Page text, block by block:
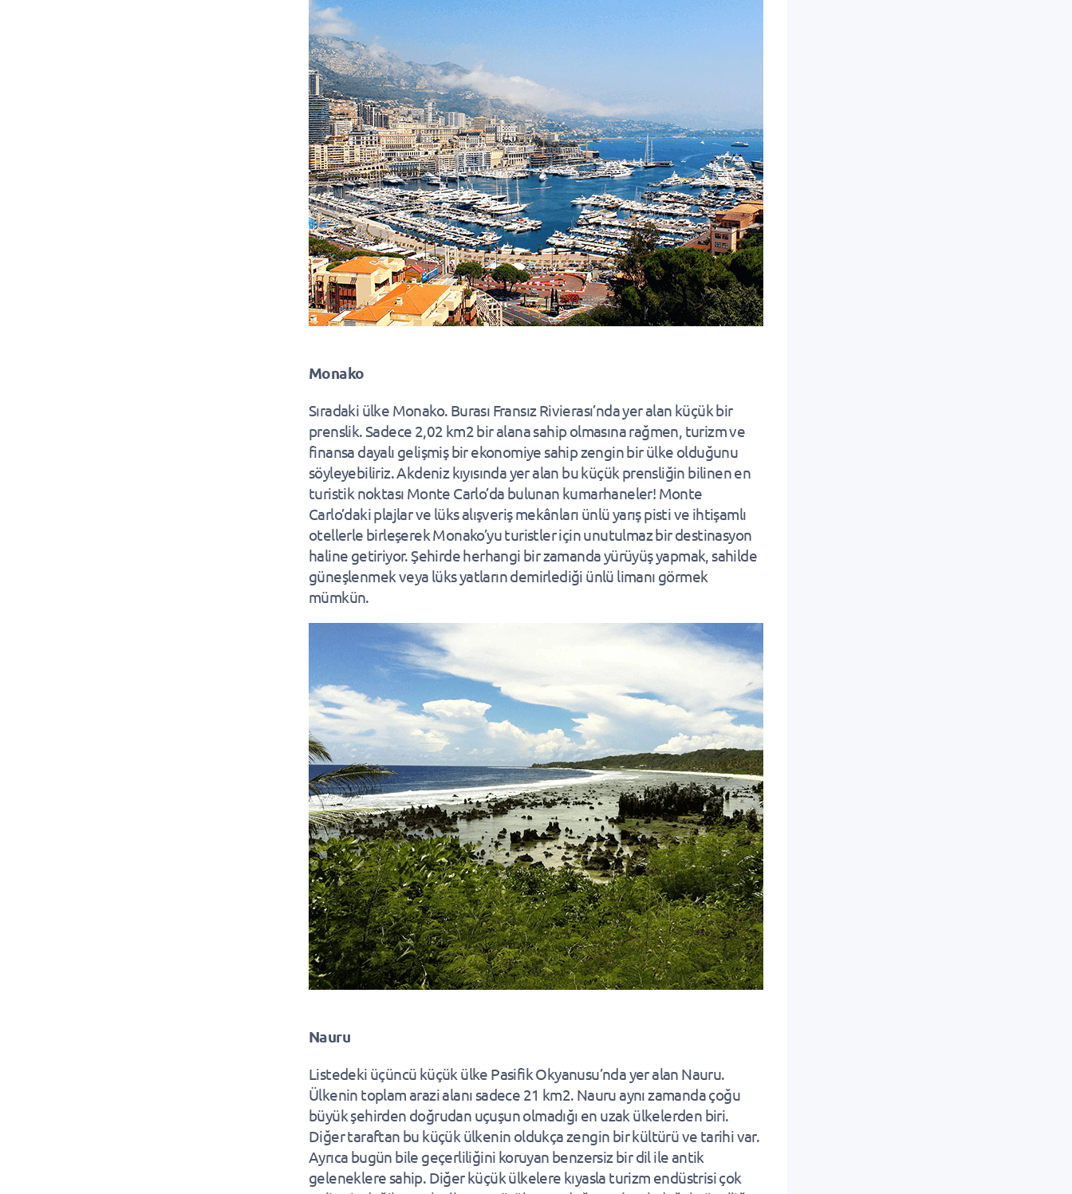
Monako
Sıradaki ülke Monako. Burası Fransız Rivierası’nda yer alan küçük bir
prenslik. Sadece 2,02 km2 bir alana sahip olmasına rağmen, turizm ve
finansa dayalı gelişmiş bir ekonomiye sahip zengin bir ülke olduğunu
söyleyebiliriz. Akdeniz kıyısında yer alan bu küçük prensliğin bilinen en
turistik noktası Monte Carlo’da bulunan kumarhaneler! Monte
Carlo’daki plajlar ve lüks alışveriş mekânları ünlü yarış pisti ve ihtişamlı
otellerle birleşerek Monako’yu turistler için unutulmaz bir destinasyon
haline getiriyor. Şehirde herhangi bir zamanda yürüyüş yapmak, sahilde
güneşlenmek veya lüks yatların demirlediği ünlü limanı görmek
mümkün.
Nauru
Listedeki üçüncü küçük ülke Pasifik Okyanusu’nda yer alan Nauru.
Ülkenin toplam arazi alanı sadece 21 km2. Nauru aynı zamanda çoğu
büyük şehirden doğrudan uçuşun olmadığı en uzak ülkelerden biri.
Diğer taraftan bu küçük ülkenin oldukça zengin bir kültürü ve tarihi var.
Ayrıca bugün bile geçerliliğini koruyan benzersiz bir dil ile antik
geleneklere sahip. Diğer küçük ülkelere kıyasla turizm endüstrisi çok